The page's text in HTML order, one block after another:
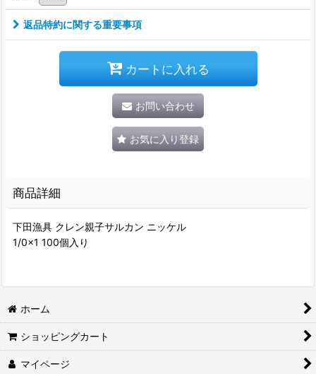
返品特約に関する重要事項
カートに入れる
お問い合わせ
お気に入り登録
商品詳細
下田漁具 クレン親子サルカン ニッケル
1/0×1 100個入り
ホーム
ショッピングカート
マイページ